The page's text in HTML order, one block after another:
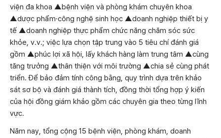
viện đa khoa ▲bệnh viện và phòng khám chuyên khoa
▲dược phẩm·công nghệ sinh học ▲doanh nghiệp thiết bị y
tế ▲doanh nghiệp thực phẩm chức năng chăm sóc sức
khỏe, v.v.; việc lựa chọn tập trung vào 5 tiêu chí đánh giá
gồm ▲phúc lợi xã hội, lấy khách hàng làm trung tâm ▲cùng
tăng trưởng ▲thân thiện với môi trường ▲chia sẻ cùng phát
triển. Để bảo đảm tính công bằng, quy trình dựa trên khảo
sát sơ bộ và đánh giá thành tích, đồng thời tổng hợp ý kiến
của hội đồng giám khảo gồm các chuyên gia theo từng lĩnh
vực.
Năm nay, tổng cộng 15 bệnh viện, phòng khám, doanh